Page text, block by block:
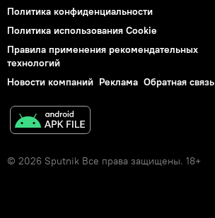
Политика конфиденциальности
Политика использования Cookie
Правила применения рекомендательных
технологий
Новости компаний Реклама Обратная связь
© 2026 Sputnik Все права защищены. 18+